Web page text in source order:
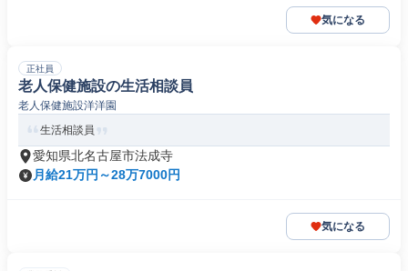
気になる
正社員
老人保健施設の生活相談員
老人保健施設洋洋園
生活相談員
愛知県北名古屋市法成寺
月給21万円～28万7000円
気になる